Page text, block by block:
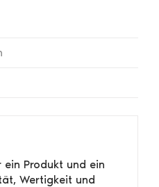
ein Produkt und ein
Wertigkeit und